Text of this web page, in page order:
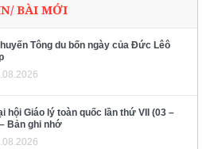
BÀI MỚI
Tông du bốn ngày của Đức Lêô
hội Giáo lý toàn quốc lần thứ VII (03 –
Bản ghi nhớ